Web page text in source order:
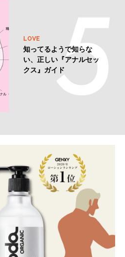
LOVE
知ってるようで知らな
い、正しい『アナルセッ
クス』ガイド